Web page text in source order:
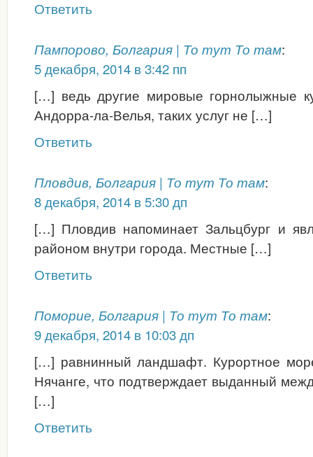
Ответить
Пампорово, Болгария | То тут То там:
5 декабря, 2014 в 3:42 пп
[…] ведь другие мировые горнолыжные
Андорра-ла-Велья, таких услуг не […]
Ответить
Пловдив, Болгария | То тут То там:
8 декабря, 2014 в 5:30 дп
[…] Пловдив напоминает Зальцбург и
районом внутри города. Местные […]
Ответить
Поморие, Болгария | То тут То там:
9 декабря, 2014 в 10:03 дп
[…] равнинный ландшафт. Курортное
Нячанге, что подтверждает выданный
[…]
Ответить